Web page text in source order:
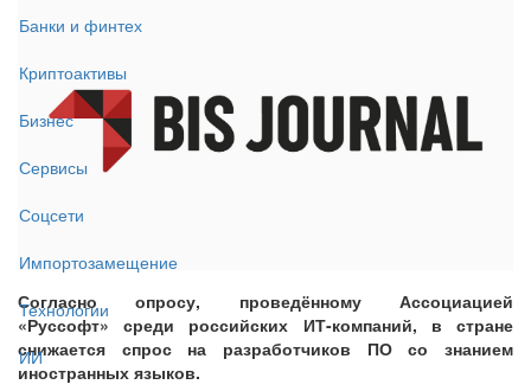
Банки и финтех
Криптоактивы
Бизнес
Сервисы
Соцсети
Импортозамещение
Технологии
ИИ
Согласно опросу, проведённому Ассоциацией
«Руссофт» среди российских ИТ-компаний, в стране
снижается спрос на разработчиков ПО со знанием
иностранных языков.